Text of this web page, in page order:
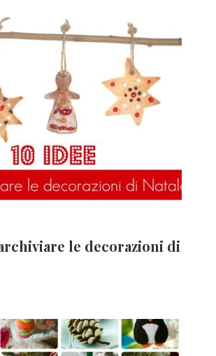
le decorazioni di